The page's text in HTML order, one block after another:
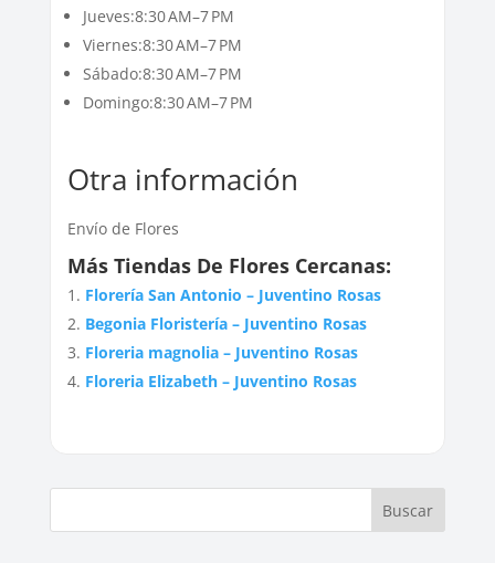
Jueves:8:30 AM–7 PM
Viernes:8:30 AM–7 PM
Sábado:8:30 AM–7 PM
Domingo:8:30 AM–7 PM
Otra información
Envío de Flores
Más Tiendas De Flores Cercanas:
Florería San Antonio – Juventino Rosas
Begonia Floristería – Juventino Rosas
Floreria magnolia – Juventino Rosas
Floreria Elizabeth – Juventino Rosas
Buscar